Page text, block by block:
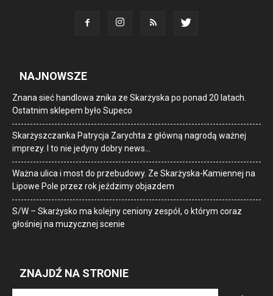
NAJNOWSZE
Znana sieć handlowa znika ze Skarżyska po ponad 20 latach.
Ostatnim sklepem było Supeco
Skarżyszczanka Patrycja Zarychta z główną nagrodą ważnej
imprezy. I to nie jedyny dobry news…
Ważna ulica i most do przebudowy. Ze Skarżyska-Kamiennej na
Lipowe Pole przez rok jeździmy objazdem
S/W – Skarżysko ma kolejny ceniony zespół, o którym coraz
głośniej na muzycznej scenie
ZNAJDŹ NA STRONIE